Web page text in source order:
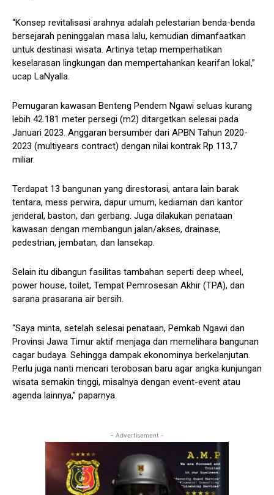
“Konsep revitalisasi arahnya adalah pelestarian benda-benda
bersejarah peninggalan masa lalu, kemudian dimanfaatkan
untuk destinasi wisata. Artinya tetap memperhatikan
keselarasan lingkungan dan mempertahankan kearifan lokal,”
ucap LaNyalla.
Pemugaran kawasan Benteng Pendem Ngawi seluas kurang
lebih 42.181 meter persegi (m2) ditargetkan selesai pada
Januari 2023. Anggaran bersumber dari APBN Tahun 2020-
2023 (multiyears contract) dengan nilai kontrak Rp 113,7
miliar.
Terdapat 13 bangunan yang direstorasi, antara lain barak
tentara, mess perwira, dapur umum, kediaman dan kantor
jenderal, baston, dan gerbang. Juga dilakukan penataan
kawasan dengan membangun jalan/akses, drainase,
pedestrian, jembatan, dan lansekap.
Selain itu dibangun fasilitas tambahan seperti deep wheel,
power house, toilet, Tempat Pemrosesan Akhir (TPA), dan
sarana prasarana air bersih.
“Saya minta, setelah selesai penataan, Pemkab Ngawi dan
Provinsi Jawa Timur aktif menjaga dan memelihara bangunan
cagar budaya. Sehingga dampak ekonominya berkelanjutan.
Perlu juga nanti mencari terobosan baru agar angka kunjungan
wisata semakin tinggi, misalnya dengan event-event atau
agenda lainnya,” paparnya.
- Advertisement -